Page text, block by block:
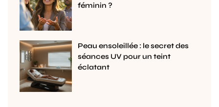
féminin ?
Peau ensoleillée : le secret des
séances UV pour un teint
éclatant